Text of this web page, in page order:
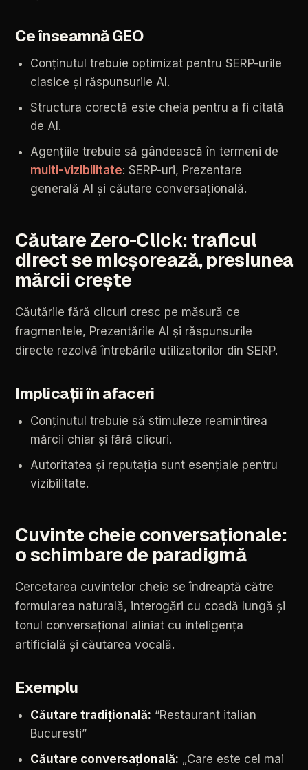
CeînseamnăGEO
Conținutul trebuie optimizat pentru SERP-urile
clasice și răspunsurile AI.
Structura corectă este cheia pentru a fi citată
de AI.
Agențiile trebuie să gândească în termeni de
multi-vizibilitate: SERP-uri, Prezentare
generală AI și căutare conversațională.
CăutareZero-Click: traficul
directse micșorează, presiunea
mărcii crește
Căutările fără clicuri cresc pe măsură ce
fragmentele, Prezentările AI și răspunsurile
directe rezolvă întrebările utilizatorilor din SERP.
Implicațiiîn afaceri
Conținutul trebuie să stimuleze reamintirea
mărcii chiar și fără clicuri.
Autoritatea și reputația sunt esențiale pentru
vizibilitate.
Cuvintecheieconversaționale:
oschimbarede paradigmă
Cercetarea cuvintelor cheie se îndreaptă către
formularea naturală, interogări cu coadă lungă și
tonul conversațional aliniat cu inteligența
artificială și căutarea vocală.
Exemplu
Căutare tradițională: “Restaurant italian
Bucuresti”
Căutare conversațională: „Care este cel mai